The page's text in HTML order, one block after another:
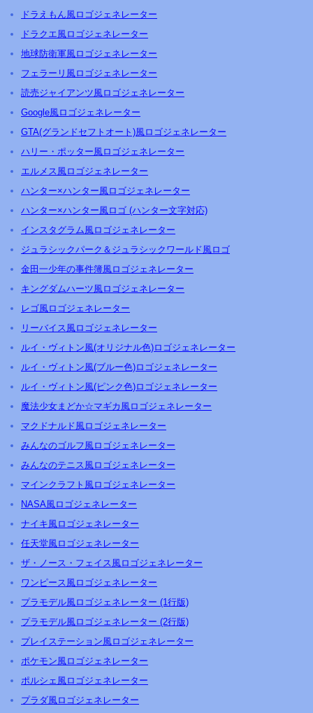
ドラえもん風ロゴジェネレーター
ドラクエ風ロゴジェネレーター
地球防衛軍風ロゴジェネレーター
フェラーリ風ロゴジェネレーター
読売ジャイアンツ風ロゴジェネレーター
Google風ロゴジェネレーター
GTA(グランドセフトオート)風ロゴジェネレーター
ハリー・ポッター風ロゴジェネレーター
エルメス風ロゴジェネレーター
ハンター×ハンター風ロゴジェネレーター
ハンター×ハンター風ロゴ (ハンター文字対応)
インスタグラム風ロゴジェネレーター
ジュラシックパーク＆ジュラシックワールド風ロゴ
金田一少年の事件簿風ロゴジェネレーター
キングダムハーツ風ロゴジェネレーター
レゴ風ロゴジェネレーター
リーバイス風ロゴジェネレーター
ルイ・ヴィトン風(オリジナル色)ロゴジェネレーター
ルイ・ヴィトン風(ブルー色)ロゴジェネレーター
ルイ・ヴィトン風(ピンク色)ロゴジェネレーター
魔法少女まどか☆マギカ風ロゴジェネレーター
マクドナルド風ロゴジェネレーター
みんなのゴルフ風ロゴジェネレーター
みんなのテニス風ロゴジェネレーター
マインクラフト風ロゴジェネレーター
NASA風ロゴジェネレーター
ナイキ風ロゴジェネレーター
任天堂風ロゴジェネレーター
ザ・ノース・フェイス風ロゴジェネレーター
ワンピース風ロゴジェネレーター
プラモデル風ロゴジェネレーター (1行版)
プラモデル風ロゴジェネレーター (2行版)
プレイステーション風ロゴジェネレーター
ポケモン風ロゴジェネレーター
ポルシェ風ロゴジェネレーター
プラダ風ロゴジェネレーター